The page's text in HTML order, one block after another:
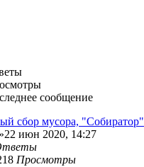
сообщение
сбор мусора, "Собиратор"
»22 июн 2020, 14:27
Просмотры